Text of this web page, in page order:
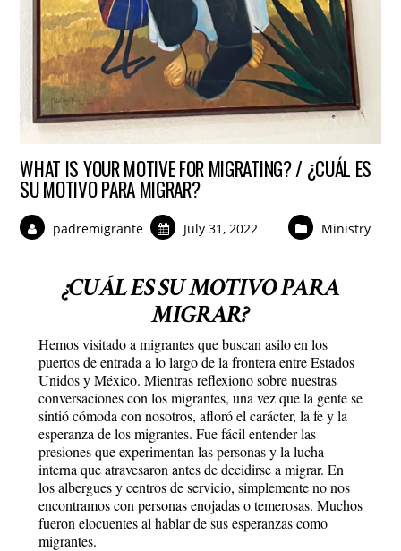
WHAT IS YOUR MOTIVE FOR MIGRATING? / ¿CUÁL ES
SU MOTIVO PARA MIGRAR?
padremigrante July 31, 2022 Ministry
¿CUÁL ES SU MOTIVO PARA
MIGRAR?
Hemos visitado a migrantes que buscan asilo en los
puertos de entrada a lo largo de la frontera entre Estados
Unidos y México. Mientras reflexiono sobre nuestras
conversaciones con los migrantes, una vez que la gente se
sintió cómoda con nosotros, afloró el carácter, la fe y la
esperanza de los migrantes. Fue fácil entender las
presiones que experimentan las personas y la lucha
interna que atravesaron antes de decidirse a migrar. En
los albergues y centros de servicio, simplemente no nos
encontramos con personas enojadas o temerosas. Muchos
fueron elocuentes al hablar de sus esperanzas como
migrantes.